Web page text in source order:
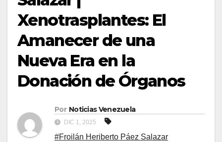
Xenotrasplantes: El
Amanecer de una
Nueva Era en la
Donación de Órganos
Por Noticias Venezuela
DIC 1, 2025
#Froilán Heriberto Páez Salazar